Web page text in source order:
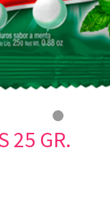
25 GR.